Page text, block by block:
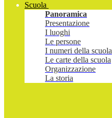
Scuola
Panoramica
Presentazione
I luoghi
Le persone
I numeri della scuola
Le carte della scuola
Organizzazione
La storia